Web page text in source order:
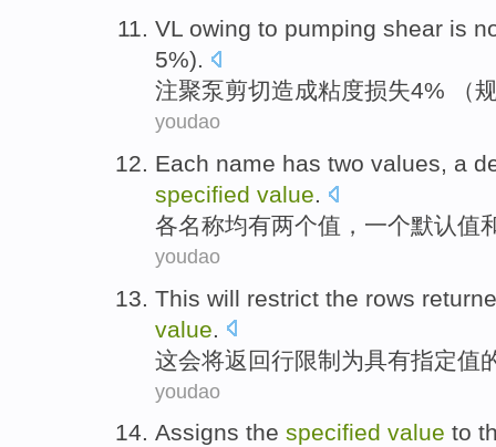
VL owing to pumping shear is
5%).
注聚泵剪切造成粘度损失4% （
youdao
Each name has two values, a
specified value.
各名称均有两个值 ， 一个默认值
youdao
This will restrict the rows
value
这会将返回行限制 为具有指定值
youdao
Assigns the specified value to